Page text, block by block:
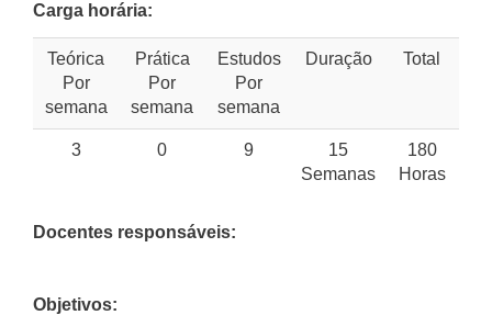
Carga horária:
Teórica
Por
semana
Prática
Por
semana
Estudos
Por
semana
Duração Total
3 0 9
15
Semanas
180
Horas
Docentes responsáveis:
Objetivos: